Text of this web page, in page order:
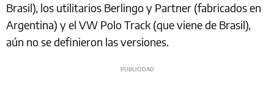
Brasil), los utilitarios Berlingo y Partner (fabricados en
Argentina) y el VW Polo Track (que viene de Brasil),
aún no se definieron las versiones.